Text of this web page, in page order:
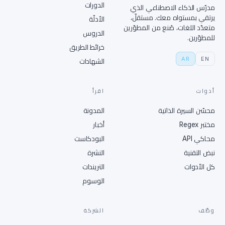
مدرّس الذكاء الاصطناعي الذي
يرتقي بمستواه معك. مستقلّ،
متعدّد اللغات، صُنع من المطوّرين
للمطوّرين.
EN
AR
الدورات
الأدلّة
الدروس
خرائط الطريق
الشهادات
أدوات
محسّن السيرة الذاتية
مختبر Regex
محاكي API
نبض التقنية
كل الأدوات
اقرأ
المدونة
أخبار
البودكاست
النشرة
التريندات
الوسوم
وظّف الشركة